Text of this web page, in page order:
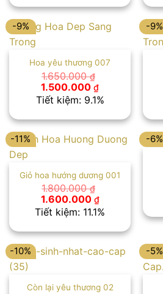
1.600.000 ₫.
-9%
Hoa yêu thương 007
1.650.000₫
Giá
gốc
là:
1.500.000 ₫Giá
hiện
tại
1.500.000 ₫.
Tiết kiệm: 9.1%
-9%
-11%
Giỏ hoa hướng dương 001
1.800.000₫
Giá
gốc
là:
1.600.000 ₫Giá
hiện
tại
1.600.000 ₫.
Tiết kiệm: 11.1%
-6%
-10%
Còn lại yêu thương 02
-5%